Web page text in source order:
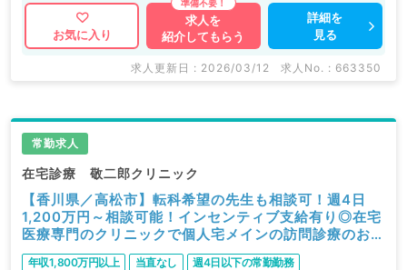
お気に入り
求人を
紹介してもらう
詳細を
見る
求人更新日 : 2026/03/12 求人No. : 663350
常勤求人
在宅診療 敬二郎クリニック
【香川県／高松市】転科希望の先生も相談可！週4日
1,200万円～相談可能！インセンティブ支給有り◎在宅
医療専門のクリニックで個人宅メインの訪問診療のお仕
事です（麻酔科／常勤）
年収1,800万円以上 当直なし
週4日以下の常勤勤務